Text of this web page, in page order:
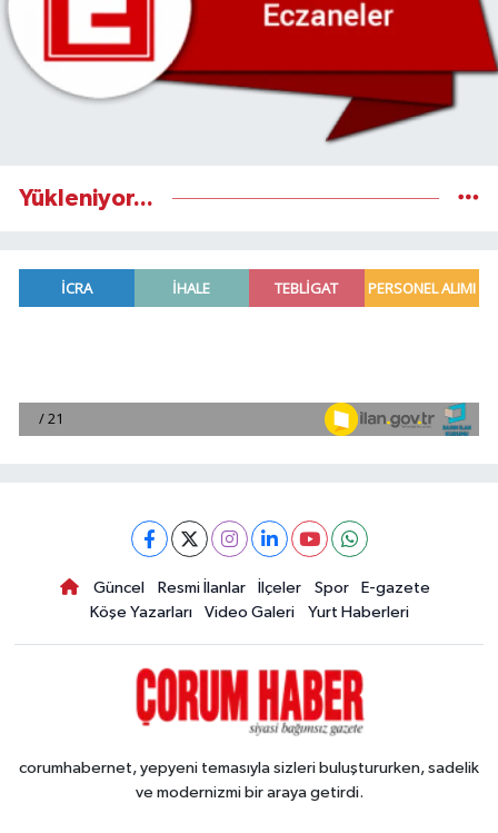
Yükleniyor...
Güncel Resmi İlanlar İlçeler Spor
E-gazete
Köşe Yazarları
Video Galeri Yurt Haberleri
corumhabernet, yepyeni temasıyla sizleri buluştururken, sadelik
ve modernizmi bir araya getirdi.